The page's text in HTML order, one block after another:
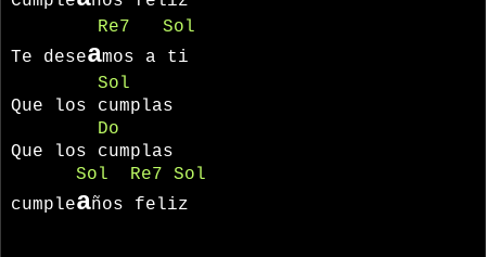
Re7
Sol
Te deseamos a ti
Sol
Que los cumplas
Do
Que los cumplas
Sol
Re7
Sol
cumpleaños feliz